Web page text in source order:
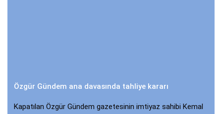
Özgür Gündem ana davasında tahliye kararı
Kapatılan Özgür Gündem gazetesinin imtiyaz sahibi Kemal